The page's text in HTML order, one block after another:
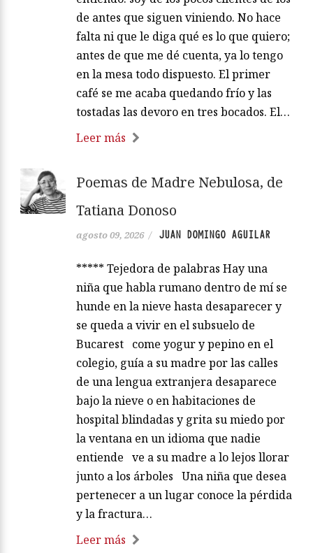
de antes que siguen viniendo. No hace
falta ni que le diga qué es lo que quiero;
antes de que me dé cuenta, ya lo tengo
en la mesa todo dispuesto. El primer
café se me acaba quedando frío y las
tostadas las devoro en tres bocados. El…
Leer más
Poemas de Madre Nebulosa, de
Tatiana Donoso
agosto 09, 2026 / JUAN DOMINGO AGUILAR
***** Tejedora de palabras Hay una
niña que habla rumano dentro de mí se
hunde en la nieve hasta desaparecer y
se queda a vivir en el subsuelo de
Bucarest come yogur y pepino en el
colegio, guía a su madre por las calles
de una lengua extranjera desaparece
bajo la nieve o en habitaciones de
hospital blindadas y grita su miedo por
la ventana en un idioma que nadie
entiende ve a su madre a lo lejos llorar
junto a los árboles Una niña que desea
pertenecer a un lugar conoce la pérdida
y la fractura…
Leer más